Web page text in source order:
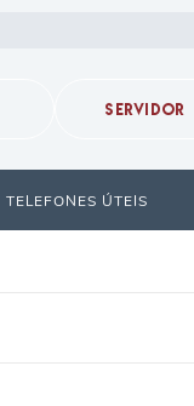
SERVIDOR
TELEFONES ÚTEIS